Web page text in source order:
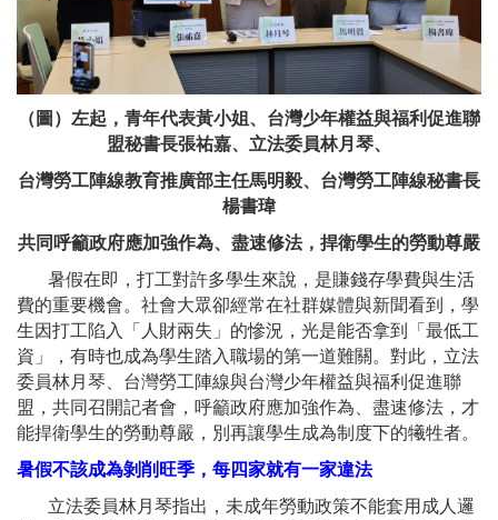
（圖）左起，青年代表黃小姐、台灣少年權益與福利促進聯
盟秘書長張祐嘉、立法委員林月琴、
台灣勞工陣線教育推廣部主任馬明毅、 台灣勞工陣線秘書長
楊書瑋
共同呼籲政府應加強作為、盡速修法，捍衛學生的勞動尊嚴
暑假在即，打工對許多學生來說，是賺錢存學費與生活
費的重要機會。社會大眾卻經常在社群媒體與新聞看到，學
生因打工陷入「人財兩失」的慘況，光是能否拿到「最低工
資」，有時也成為學生踏入職場的第一道難關。對此，立法
委員林月琴、台灣勞工陣線與台灣少年權益與福利促進聯
盟，共同召開記者會，呼籲政府應加強作為、盡速修法，才
能捍衛學生的勞動尊嚴，別再讓學生成為制度下的犧牲者。
暑假不該成為剝削旺季，每四家就有一家違法
立法委員林月琴指出，未成年勞動政策不能套用成人邏